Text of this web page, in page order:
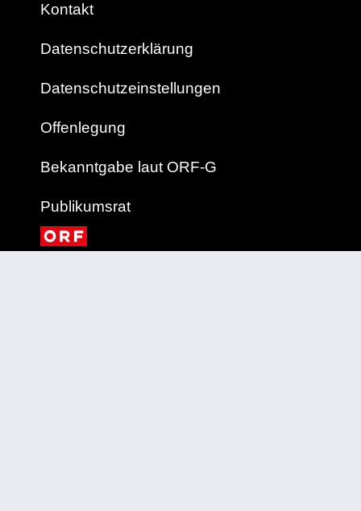
Kontakt
Datenschutzerklärung
Datenschutzeinstellungen
Offenlegung
Bekanntgabe laut ORF-G
Publikumsrat